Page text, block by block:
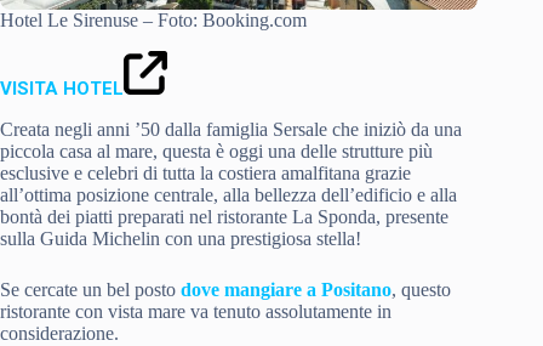
Hotel Le Sirenuse – Foto: Booking.com
VISITA HOTEL
Creata negli anni ’50 dalla famiglia Sersale che iniziò da una
piccola casa al mare, questa è oggi una delle strutture più
esclusive e celebri di tutta la costiera amalfitana grazie
all’ottima posizione centrale, alla bellezza dell’edificio e alla
bontà dei piatti preparati nel ristorante La Sponda, presente
sulla Guida Michelin con una prestigiosa stella!
Se cercate un bel posto dove mangiare a Positano, questo
ristorante con vista mare va tenuto assolutamente in
considerazione.